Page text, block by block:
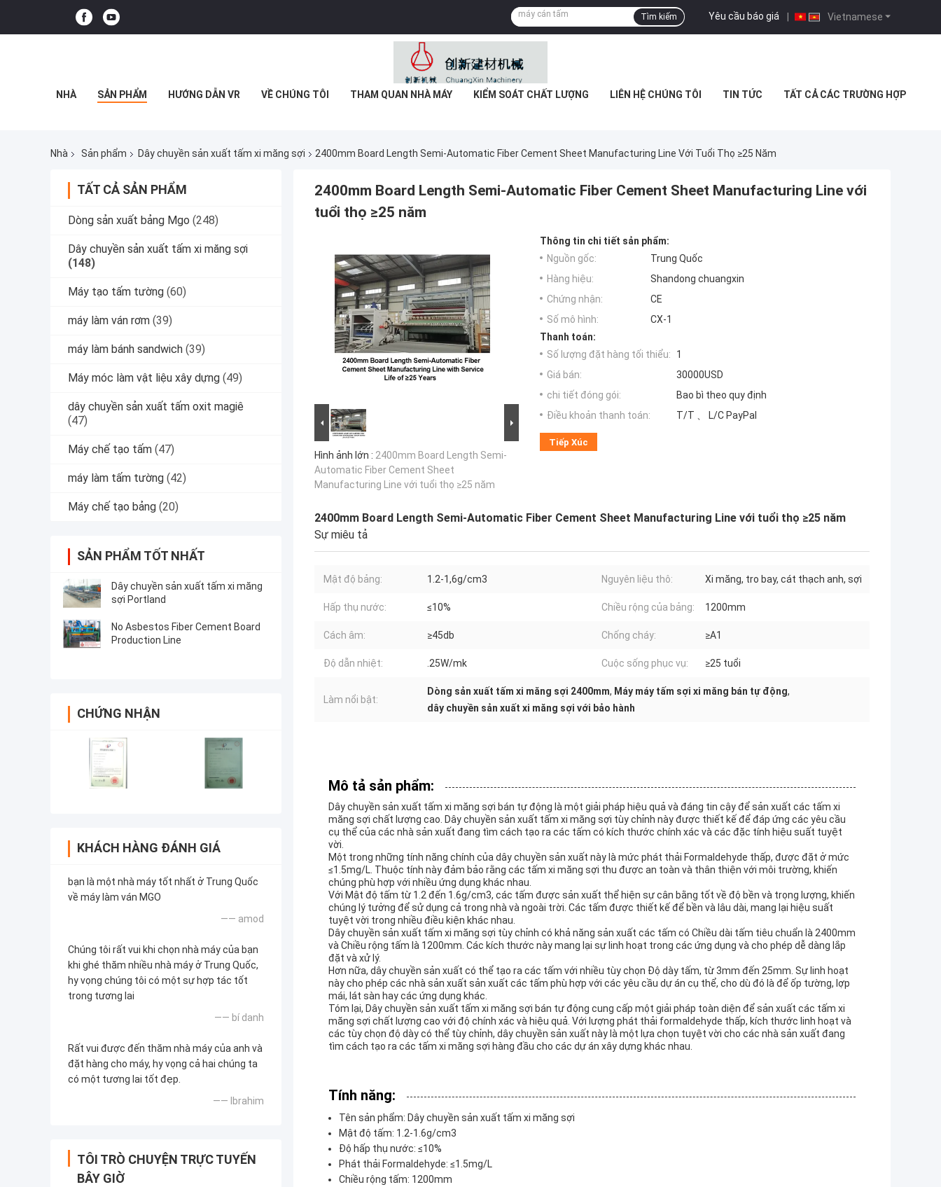
Vietnamese
Yêu cầu báo giá |
Tìm kiếm
NHÀ SẢN PHẨM HƯỚNG DẪN VR VỀ CHÚNG TÔI THAM QUAN NHÀ MÁY KIỂM SOÁT CHẤT LƯỢNG LIÊN HỆ CHÚNG TÔI TIN TỨC TẤT CẢ CÁC TRƯỜNG HỢP
Nhà Sản phẩm Dây chuyền sản xuất tấm xi măng sợi 2400mm Board Length Semi-Automatic Fiber Cement Sheet Manufacturing Line Với Tuổi Thọ ≥25 Năm
TẤT CẢ SẢN PHẨM
Dòng sản xuất bảng Mgo (248)
Dây chuyền sản xuất tấm xi măng sợi
(148)
Máy tạo tấm tường (60)
máy làm ván rơm (39)
máy làm bánh sandwich (39)
Máy móc làm vật liệu xây dựng (49)
dây chuyền sản xuất tấm oxit magiê
(47)
Máy chế tạo tấm (47)
máy làm tấm tường (42)
Máy chế tạo bảng (20)
SẢN PHẨM TỐT NHẤT
Dây chuyền sản xuất tấm xi măng
sợi Portland
No Asbestos Fiber Cement Board
Production Line
CHỨNG NHẬN
KHÁCH HÀNG ĐÁNH GIÁ
bạn là một nhà máy tốt nhất ở Trung Quốc
về máy làm ván MGO
—— amod
Chúng tôi rất vui khi chọn nhà máy của bạn
khi ghé thăm nhiều nhà máy ở Trung Quốc,
hy vọng chúng tôi có một sự hợp tác tốt
trong tương lai
—— bí danh
Rất vui được đến thăm nhà máy của anh và
đặt hàng cho máy, hy vọng cả hai chúng ta
có một tương lai tốt đẹp.
—— Ibrahim
TÔI TRÒ CHUYỆN TRỰC TUYẾN
BÂY GIỜ
2400mm Board Length Semi-Automatic Fiber Cement Sheet Manufacturing Line với
tuổi thọ ≥25 năm
Hình ảnh lớn : 2400mm Board Length Semi-
Automatic Fiber Cement Sheet
Manufacturing Line với tuổi thọ ≥25 năm
Thông tin chi tiết sản phẩm:
Nguồn gốc:
Trung Quốc
Hàng hiệu:
Shandong chuangxin
Chứng nhận:
CE
Số mô hình:
CX-1
Thanh toán:
Số lượng đặt hàng tối thiểu:
1
Giá bán:
30000USD
chi tiết đóng gói:
Bao bì theo quy định
Điều khoản thanh toán:
T/T 、 L/C PayPal
Tiếp Xúc
2400mm Board Length Semi-Automatic Fiber Cement Sheet Manufacturing Line với tuổi thọ ≥25 năm
Sự miêu tả
Mật độ bảng: 1.2-1,6g/cm3 Nguyên liệu thô: Xi măng, tro bay, cát thạch anh, sợi
Hấp thụ nước: ≤10% Chiều rộng của bảng: 1200mm
Cách âm: ≥45db Chống cháy: ≥A1
Độ dẫn nhiệt: .25W/mk Cuộc sống phục vụ: ≥25 tuổi
Làm nổi bật:
Dòng sản xuất tấm xi măng sợi 2400mm, Máy máy tấm sợi xi măng bán tự động,
dây chuyền sản xuất xi măng sợi với bảo hành
Mô tả sản phẩm:
Dây chuyền sản xuất tấm xi măng sợi bán tự động là một giải pháp hiệu quả và đáng tin cậy để sản xuất các tấm xi
măng sợi chất lượng cao. Dây chuyền sản xuất tấm xi măng sợi tùy chỉnh này được thiết kế để đáp ứng các yêu cầu
cụ thể của các nhà sản xuất đang tìm cách tạo ra các tấm có kích thước chính xác và các đặc tính hiệu suất tuyệt
vời.
Một trong những tính năng chính của dây chuyền sản xuất này là mức phát thải Formaldehyde thấp, được đặt ở mức
≤1.5mg/L. Thuộc tính này đảm bảo rằng các tấm xi măng sợi thu được an toàn và thân thiện với môi trường, khiến
chúng phù hợp với nhiều ứng dụng khác nhau.
Với Mật độ tấm từ 1.2 đến 1.6g/cm3, các tấm được sản xuất thể hiện sự cân bằng tốt về độ bền và trọng lượng, khiến
chúng lý tưởng để sử dụng cả trong nhà và ngoài trời. Các tấm được thiết kế để bền và lâu dài, mang lại hiệu suất
tuyệt vời trong nhiều điều kiện khác nhau.
Dây chuyền sản xuất tấm xi măng sợi tùy chỉnh có khả năng sản xuất các tấm có Chiều dài tấm tiêu chuẩn là 2400mm
và Chiều rộng tấm là 1200mm. Các kích thước này mang lại sự linh hoạt trong các ứng dụng và cho phép dễ dàng lắp
đặt và xử lý.
Hơn nữa, dây chuyền sản xuất có thể tạo ra các tấm với nhiều tùy chọn Độ dày tấm, từ 3mm đến 25mm. Sự linh hoạt
này cho phép các nhà sản xuất sản xuất các tấm phù hợp với các yêu cầu dự án cụ thể, cho dù đó là để ốp tường, lợp
mái, lát sàn hay các ứng dụng khác.
Tóm lại, Dây chuyền sản xuất tấm xi măng sợi bán tự động cung cấp một giải pháp toàn diện để sản xuất các tấm xi
măng sợi chất lượng cao với độ chính xác và hiệu quả. Với lượng phát thải formaldehyde thấp, kích thước linh hoạt và
các tùy chọn độ dày có thể tùy chỉnh, dây chuyền sản xuất này là một lựa chọn tuyệt vời cho các nhà sản xuất đang
tìm cách tạo ra các tấm xi măng sợi hàng đầu cho các dự án xây dựng khác nhau.
Tính năng:
Tên sản phẩm: Dây chuyền sản xuất tấm xi măng sợi
Mật độ tấm: 1.2-1.6g/cm3
Độ hấp thụ nước: ≤10%
Phát thải Formaldehyde: ≤1.5mg/L
Chiều rộng tấm: 1200mm